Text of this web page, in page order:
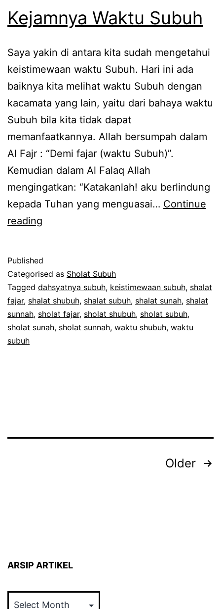
Kejamnya Waktu Subuh
Saya yakin di antara kita sudah mengetahui
keistimewaan waktu Subuh. Hari ini ada
baiknya kita melihat waktu Subuh dengan
kacamata yang lain, yaitu dari bahaya waktu
Subuh bila kita tidak dapat
memanfaatkannya. Allah bersumpah dalam
Al Fajr : “Demi fajar (waktu Subuh)”.
Kemudian dalam Al Falaq Allah
mengingatkan: “Katakanlah! aku berlindung
kepada Tuhan yang menguasai… Continue
reading
Published
Categorised as Sholat Subuh
Tagged dahsyatnya subuh, keistimewaan subuh, shalat
fajar, shalat shubuh, shalat subuh, shalat sunah, shalat
sunnah, sholat fajar, sholat shubuh, sholat subuh,
sholat sunah, sholat sunnah, waktu shubuh, waktu
subuh
Older
ARSIP ARTIKEL
ARTIKEL